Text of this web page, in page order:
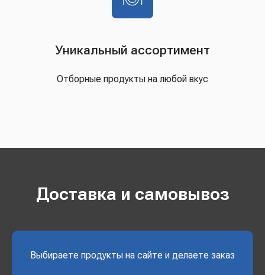
Уникальный ассортимент
Отборные продукты на любой вкус
Доставка и самовывоз
Выбираете продукты на сайте и делаете заказ